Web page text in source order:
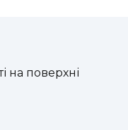
на поверхні